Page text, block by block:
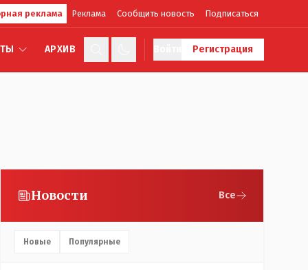
реклама Реклама Сообщить новость Подписаться
АРХИВ Регистрация
Новости Все
Новые Популярные